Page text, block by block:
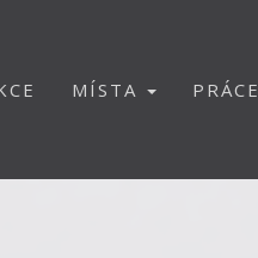
MÍSTA PRÁCE